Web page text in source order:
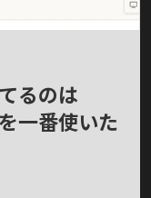
るのは
一番使いた